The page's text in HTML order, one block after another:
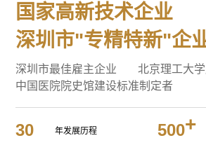
国家高新技术企业
深圳市"专精特新"企
深圳市最佳雇主企业
北京理工大
中国医院院史馆建设标准制定者
30 年发展历程 500